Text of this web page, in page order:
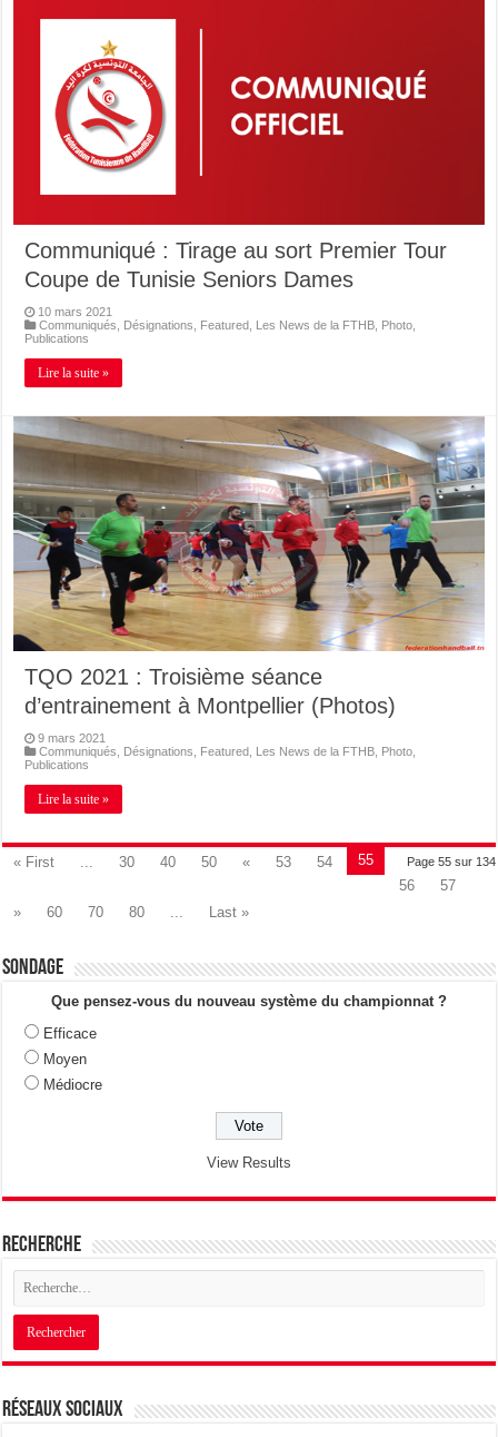
Communiqué : Tirage au sort Premier Tour
Coupe de Tunisie Seniors Dames
10 mars 2021
Communiqués
Désignations Featured Les News de la FTHB Photo
Publications
Lire la suite »
TQO 2021 : Troisième séance
d’entrainement à Montpellier (Photos)
9 mars 2021
Communiqués
Désignations Featured Les News de la FTHB Photo
Publications
Lire la suite »
Page 55 sur 134
« First ... 30 40 50 « 53 54
55
56
57
»
60 70 80 ... Last »
Sondage
Que pensez-vous du nouveau système du championnat ?
Efficace
Moyen
Médiocre
View Results
Recherche
Réseaux sociaux